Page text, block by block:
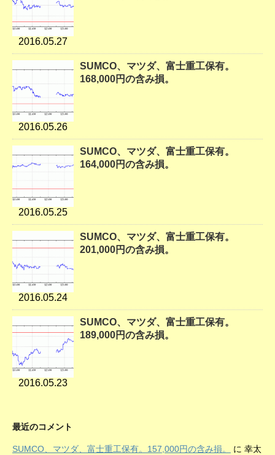
2016.05.27
2016.05.26
SUMCO、マツダ、富士重工保有。
168,000円の含み損。
2016.05.25
SUMCO、マツダ、富士重工保有。
164,000円の含み損。
2016.05.24
SUMCO、マツダ、富士重工保有。
201,000円の含み損。
2016.05.23
SUMCO、マツダ、富士重工保有。
189,000円の含み損。
最近のコメント
SUMCO、マツダ、富士重工保有。157,000円の含み損。 に 幸太